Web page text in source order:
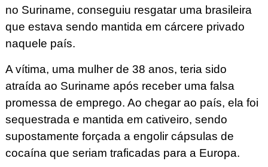
no Suriname, conseguiu resgatar uma brasileira
que estava sendo mantida em cárcere privado
naquele país.
A vítima, uma mulher de 38 anos, teria sido
atraída ao Suriname após receber uma falsa
promessa de emprego. Ao chegar ao país, ela foi
sequestrada e mantida em cativeiro, sendo
supostamente forçada a engolir cápsulas de
cocaína que seriam traficadas para a Europa.